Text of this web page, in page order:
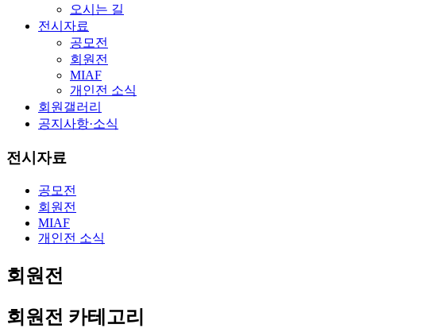
오시는 길
전시자료
공모전
회원전
MIAF
개인전 소식
회원갤러리
공지사항·소식
전시자료
공모전
회원전
MIAF
개인전 소식
회원전
회원전 카테고리